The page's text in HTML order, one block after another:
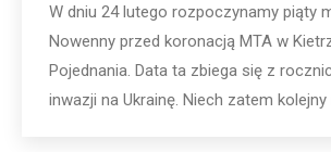
W dniu 24 lutego rozpoczynamy piąty
Nowenny przed koronacją MTA w
Pojednania. Data ta zbiega się z
inwazji na Ukrainę. Niech zatem